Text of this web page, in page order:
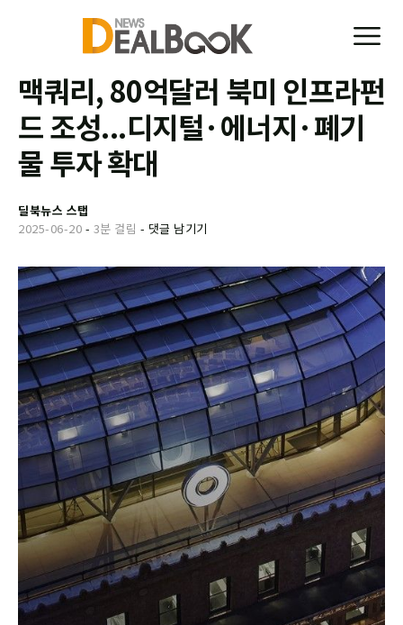
맥쿼리, 80억달러 북미 인프라펀
드 조성...디지털·에너지·폐기
물 투자 확대
딜북뉴스 스탭
2025-06-20 - 3분 걸림 - 댓글 남기기